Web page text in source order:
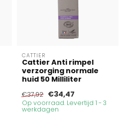
CATTIER
Cattier Anti rimpel
verzorging normale
huid 50 Milliliter
€37,92 €34,47
Op voorraad. Levertijd 1 - 3
werkdagen